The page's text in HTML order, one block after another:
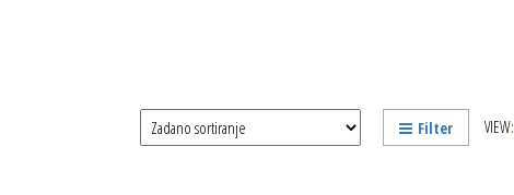
VIEW:
Filter